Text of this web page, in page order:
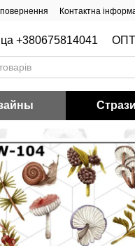
Контактна
+380675814041 ОПТ
Стрази